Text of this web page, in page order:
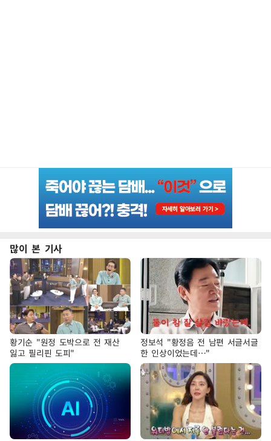
많이 본 기사
황기순 "원정 도박으로 전 재산
잃고 필리핀 도피"
정보석 "황정음 전 남편 서글서글
한 인상이었는데…"